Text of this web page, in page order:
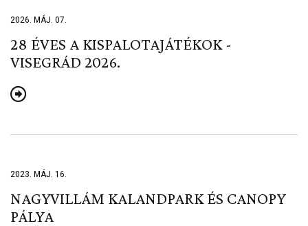
2026. MÁJ. 07.
28 ÉVES A KISPALOTAJÁTÉKOK -
VISEGRÁD 2026.
2023. MÁJ. 16.
NAGYVILLÁM KALANDPARK ÉS CANOPY
PÁLYA